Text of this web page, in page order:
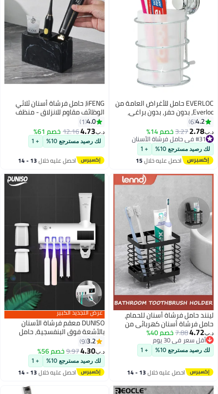
EVERLOC حامل للأغراض العامة من
Everloc، بدون حفر، بدون براغي،
بدون غراء، بدون لاصق مثبت على
الحائط من الكروم، للقرطاسية
ومعجون الأسنان والملاعق، للحمام
والمطبخ، سهل التركيب، EVL-
10209
4.2
6
د.ب‏2.78
3.27خصم 14%
#31 في حامل فرشاة الأسنان
#31 في حامل فرشاة الأسنان
لك رصيد مسترجع 10% + 1
احصل عليه خلال15
JiFENG حامل فرشاة أسنان ثلاثي
الوظائف مقاوم للانزلاق - منظف
حمام لفرشاة الأسنان ومعجون
الأسنان وشفرات الحلاقة
4.0
1
د.ب‏4.73
12.16خصم 61%
لك رصيد مسترجع 10% + 1
احصل عليه خلال 13 - 14
لينند حامل فرشاة أسنان للحمام،
حامل فرشاة أسنان كهربائي من
الفولاذ المقاوم للصدأ مثبت على
الحائط، حامل فرشاة أسنان ومعجون
أسنان للاستحمام، أساسيات تنظيم
الحمام، فتحتان
د.ب‏4.72
7.88خصم 40%
أقل سعر في 30 يوم
أقل سعر في 30 يوم
لك رصيد مسترجع 10% + 1
احصل عليه خلال 13 - 14
اغسطس
عرض التجديد الكبير
DUNISO معقم فرشاة الأسنان
بالأشعة فوق البنفسجية، حامل
فرشاة الأسنان المثبت على الحائط،
حامل فرشاة الأسنان، تصميم
لاسلكي، حامل فرشاة الأسنان
المثبت على الحائط مع معقم
بالأشعة فوق البنفسجية، أبيض
3.2
9
د.ب‏4.30
9.97خصم 56%
لك رصيد مسترجع 10% + 1
احصل عليه خلال 13 - 14
اغسطس